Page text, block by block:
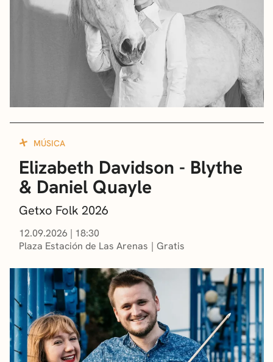
MÚSICA
Elizabeth Davidson - Blythe
& Daniel Quayle
Getxo Folk 2026
12.09.2026 | 18:30
Plaza Estación de Las Arenas
Gratis